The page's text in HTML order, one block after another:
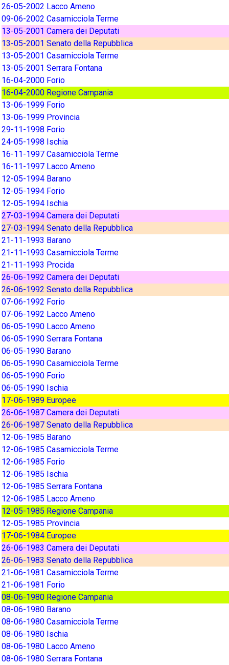
26-05-2002 Lacco Ameno
09-06-2002 Casamicciola Terme
13-05-2001 Camera dei Deputati
13-05-2001 Senato della Repubblica
13-05-2001 Casamicciola Terme
13-05-2001 Serrara Fontana
16-04-2000 Forio
16-04-2000 Regione Campania
13-06-1999 Forio
13-06-1999 Provincia
29-11-1998 Forio
24-05-1998 Ischia
16-11-1997 Casamicciola Terme
16-11-1997 Lacco Ameno
12-05-1994 Barano
12-05-1994 Forio
12-05-1994 Ischia
27-03-1994 Camera dei Deputati
27-03-1994 Senato della Repubblica
21-11-1993 Barano
21-11-1993 Casamicciola Terme
21-11-1993 Procida
26-06-1992 Camera dei Deputati
26-06-1992 Senato della Repubblica
07-06-1992 Forio
07-06-1992 Lacco Ameno
06-05-1990 Lacco Ameno
06-05-1990 Serrara Fontana
06-05-1990 Barano
06-05-1990 Casamicciola Terme
06-05-1990 Forio
06-05-1990 Ischia
17-06-1989 Europee
26-06-1987 Camera dei Deputati
26-06-1987 Senato della Repubblica
12-06-1985 Barano
12-06-1985 Casamicciola Terme
12-06-1985 Forio
12-06-1985 Ischia
12-06-1985 Serrara Fontana
12-06-1985 Lacco Ameno
12-05-1985 Regione Campania
12-05-1985 Provincia
17-06-1984 Europee
26-06-1983 Camera dei Deputati
26-06-1983 Senato della Repubblica
21-06-1981 Casamicciola Terme
21-06-1981 Forio
08-06-1980 Regione Campania
08-06-1980 Barano
08-06-1980 Casamicciola Terme
08-06-1980 Ischia
08-06-1980 Lacco Ameno
08-06-1980 Serrara Fontana